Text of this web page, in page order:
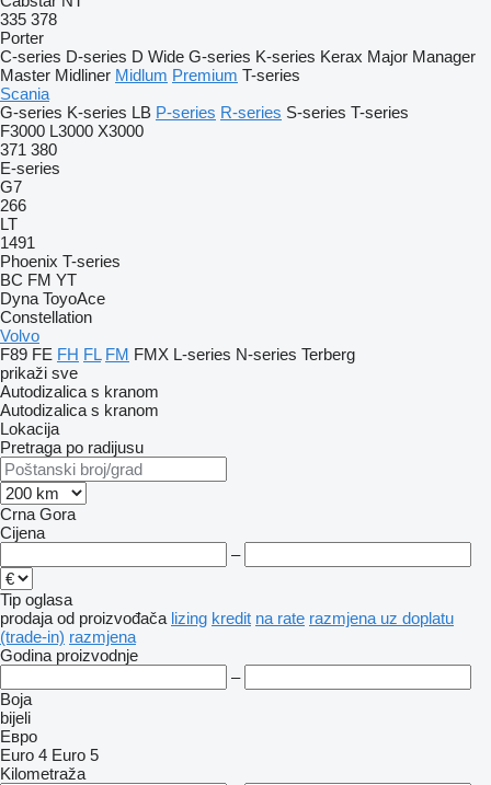
335 378
Porter
C-series D-series D Wide G-series K-series Kerax Major Manager
Master Midliner Midlum Premium T-series
Scania
G-series K-series LB P-series R-series S-series T-series
F3000 L3000 X3000
371 380
E-series
G7
266
LT
1491
Phoenix T-series
BC FM YT
Dyna ToyoAce
Constellation
Volvo
F89 FE FH FL FM FMX L-series N-series Terberg
prikaži sve
Autodizalica s kranom
Autodizalica s kranom
Lokacija
Pretraga po radijusu
Crna Gora
Cijena
–
Tip oglasa
prodaja od proizvođača lizing kredit na rate razmjena uz doplatu
(trade-in) razmjena
Godina proizvodnje
–
Boja
bijeli
Евро
Euro 4 Euro 5
Kilometraža